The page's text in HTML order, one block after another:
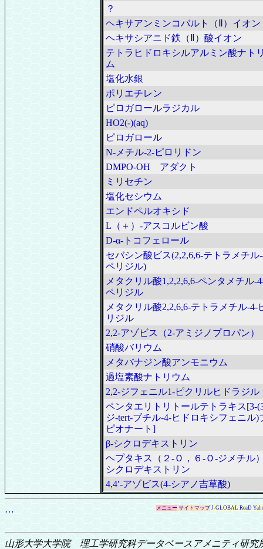
？
ヘキサアンミンコバルト（Ⅱ）イオン
ヘキサシアニド鉄（Ⅱ）酸イオン
テトラヒドロキシルアルミン酸ナト
ム
塩化水銀
ポリエチレン
ピロガロールラジカル
HO2(-)(aq)
ピロガロール
N‐メチル‐2‐ピロリドン
DMPO-OH アダクト
ミリセチン
塩化セシウム
エンドペルオキシド
L（＋）-アスコルビン酸
D-α-トコフェロール
セバシン酸ビス(2,2,6,6-テトラメチル
ペリジル)
メタクリル酸1,2,2,6,6-ペンタメチル-
ペリジル
メタクリル酸2,2,6,6-テトラメチル-4-
リジル
2,2-アゾビス（2-アミジノプロパン）
硝酸バリウム
メタバナジン酸アンモニウム
過塩素酸ナトリウム
2,2-ジフェニル1-ピクリルヒドラジル
ペンタエリトリトールテトラキス[3-
ジ-tert-ブチル-4-ヒドロキシフェニル)
ピオナート]
β-シクロデキストリン
ヘプタキス（２‐Ｏ，６‐Ｏ‐ジメチル）
シクロデキストリン
4,4′-アゾビス(4-シアノ吉草酸)
… メニュー サイトマップ J-GLOBAL ReaD
山形大学大学院 理工学研究科データベースアメニティ研究